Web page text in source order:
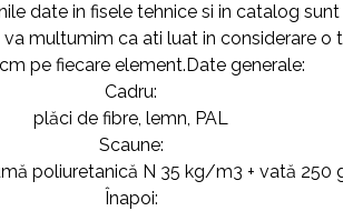
date in fisele tehnice si in catalog sunt
multumim ca ati luat in considerare o
pe fiecare element.Date generale:
Cadru:
plăci de fibre, lemn, PAL
Scaune:
poliuretanică N 35 kg/m3 + vată 250
Înapoi: